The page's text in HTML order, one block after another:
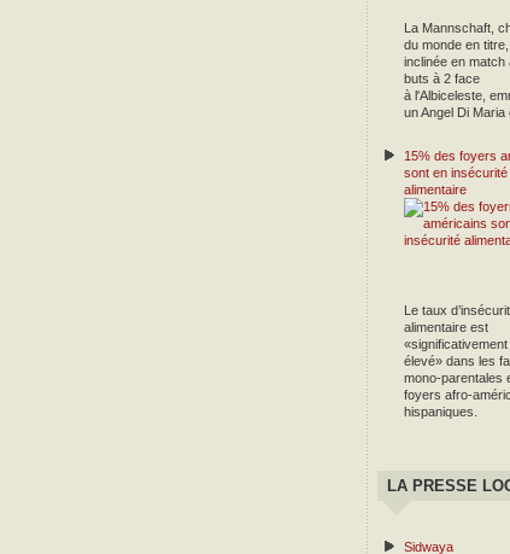
La Mannschaft,
du monde en
inclinée en match
buts à 2 face
à l'Albiceleste,
un Angel Di Maria
15% des foyers
sont en insécurité
alimentaire
Le taux
alimentaire est
«significativement
élevé» dans les
mono-parentales
foyers afro-
hispaniques.
LA PRESSE
Sidwaya